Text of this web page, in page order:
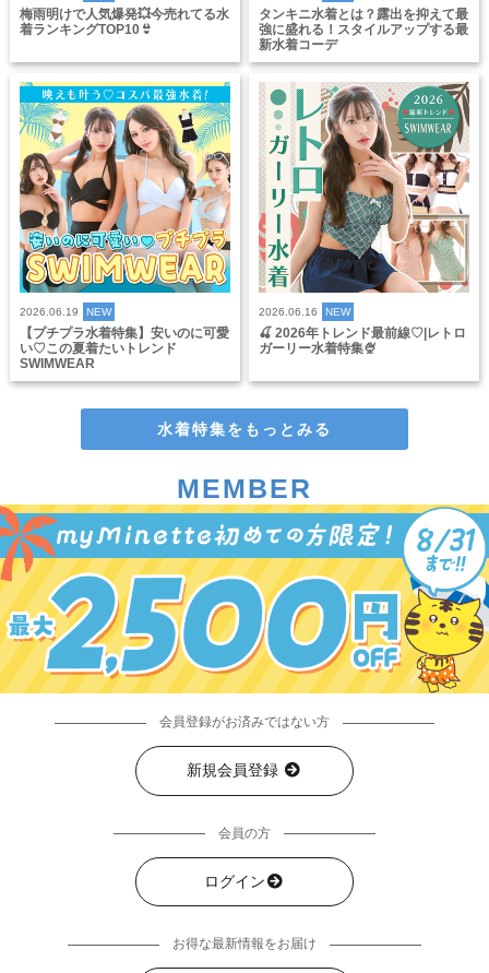
梅雨明けで人気爆発💥今売れてる水
着ランキングTOP10👙
タンキニ水着とは？露出を抑えて最
強に盛れる！スタイルアップする最
新水着コーデ
2026.06.19 NEW
【プチプラ水着特集】安いのに可愛
い♡この夏着たいトレンド
SWIMWEAR
2026.06.16 NEW
🍒 2026年トレンド最前線♡|レトロ
ガーリー水着特集🍨
水着特集をもっとみる
MEMBER
会員登録がお済みではない方
新規会員登録
会員の方
ログイン
お得な最新情報をお届け